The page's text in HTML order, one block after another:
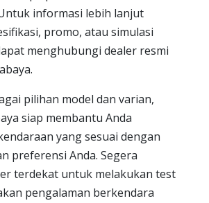
informasi lebih lanjut
promo, atau simulasi
menghubungi dealer resmi
pilihan model dan varian,
siap membantu Anda
yang sesuai dengan
preferensi Anda. Segera
terdekat untuk melakukan test
pengalaman berkendara